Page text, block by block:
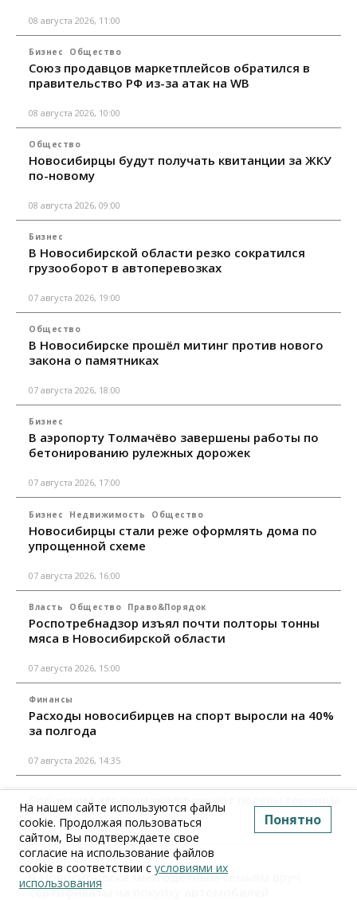
08 августа 2026, 11:00
Бизнес Общество
Союз продавцов маркетплейсов обратился в
правительство РФ из-за атак на WB
08 августа 2026, 10:00
Общество
Новосибирцы будут получать квитанции за ЖКУ
по-новому
08 августа 2026, 09:00
Бизнес
В Новосибирской области резко сократился
грузооборот в автоперевозках
07 августа 2026, 19:00
Общество
В Новосибирске прошёл митинг против нового
закона о памятниках
07 августа 2026, 18:00
Бизнес
В аэропорту Толмачёво завершены работы по
бетонированию рулежных дорожек
07 августа 2026, 17:00
Бизнес Недвижимость Общество
Новосибирцы стали реже оформлять дома по
упрощенной схеме
07 августа 2026, 16:00
Власть Общество Право&Порядок
Роспотребнадзор изъял почти полторы тонны
мяса в Новосибирской области
07 августа 2026, 15:00
Финансы
Расходы новосибирцев на спорт выросли на 40%
за полгода
07 августа 2026, 14:35
Сибирские аграрии увеличивают посевы горчицы
07 августа 2026, 14:00
Власть
В Новосибирске многодетным семьям вручили
сертификаты на покупку автомобилей
На нашем сайте используются файлы
cookie. Продолжая пользоваться
сайтом, Вы подтверждаете свое
согласие на использование файлов
cookie в соответствии с условиями их
использования
Понятно